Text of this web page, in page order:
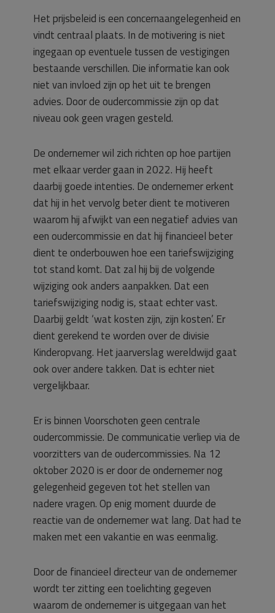
Het prijsbeleid is een concernaangelegenheid en
vindt centraal plaats. In de motivering is niet
ingegaan op eventuele tussen de vestigingen
bestaande verschillen. Die informatie kan ook
niet van invloed zijn op het uit te brengen
advies. Door de oudercommissie zijn op dat
niveau ook geen vragen gesteld.
De ondernemer wil zich richten op hoe partijen
met elkaar verder gaan in 2022. Hij heeft
daarbij goede intenties. De ondernemer erkent
dat hij in het vervolg beter dient te motiveren
waarom hij afwijkt van een negatief advies van
een oudercommissie en dat hij financieel beter
dient te onderbouwen hoe een tariefswijziging
tot stand komt. Dat zal hij bij de volgende
wijziging ook anders aanpakken. Dat een
tariefswijziging nodig is, staat echter vast.
Daarbij geldt ‘wat kosten zijn, zijn kosten’. Er
dient gerekend te worden over de divisie
Kinderopvang. Het jaarverslag wereldwijd gaat
ook over andere takken. Dat is echter niet
vergelijkbaar.
Er is binnen Voorschoten geen centrale
oudercommissie. De communicatie verliep via de
voorzitters van de oudercommissies. Na 12
oktober 2020 is er door de ondernemer nog
gelegenheid gegeven tot het stellen van
nadere vragen. Op enig moment duurde de
reactie van de ondernemer wat lang. Dat had te
maken met een vakantie en was eenmalig.
Door de financieel directeur van de ondernemer
wordt ter zitting een toelichting gegeven
waarom de ondernemer is uitgegaan van het